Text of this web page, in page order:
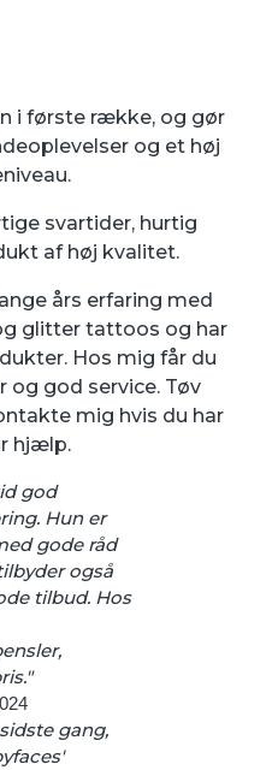
i første række, og gør
og et høj
svartider, hurtig
af høj kvalitet.
års erfaring med
glitter tattoos og har
Hos mig får du
god service. Tøv
mig hvis du har
hjælp.
god
Hun er
gode råd
også
tilbud. Hos
gang,